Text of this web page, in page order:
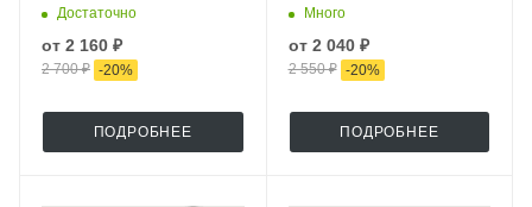
Достаточно
от 2 160 ₽
2 700 ₽ -20%
ПОДРОБНЕЕ
Много
от 2 040 ₽
2 550 ₽ -20%
ПОДРОБНЕЕ